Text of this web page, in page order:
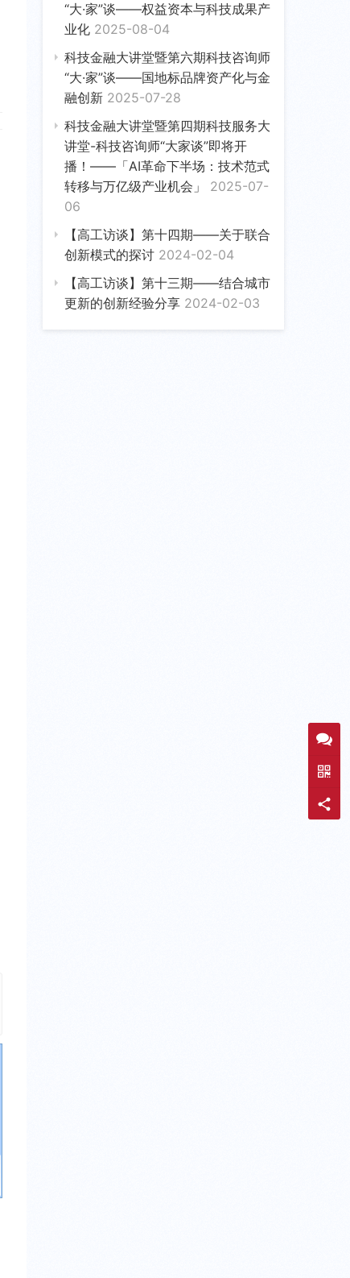
“大·家”谈——权益资本与科技成果产
业化 2025-08-04
科技金融大讲堂暨第六期科技咨询师
“大·家”谈——国地标品牌资产化与金
融创新 2025-07-28
科技金融大讲堂暨第四期科技服务大
讲堂-科技咨询师“大家谈”即将开
播！——「AI革命下半场：技术范式
转移与万亿级产业机会」 2025-07-
06
【高工访谈】第十四期——关于联合
创新模式的探讨 2024-02-04
【高工访谈】第十三期——结合城市
更新的创新经验分享 2024-02-03